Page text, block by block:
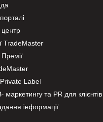
центр
TradeMaster
Label
маркетингу та PR для клієнтів
інформації